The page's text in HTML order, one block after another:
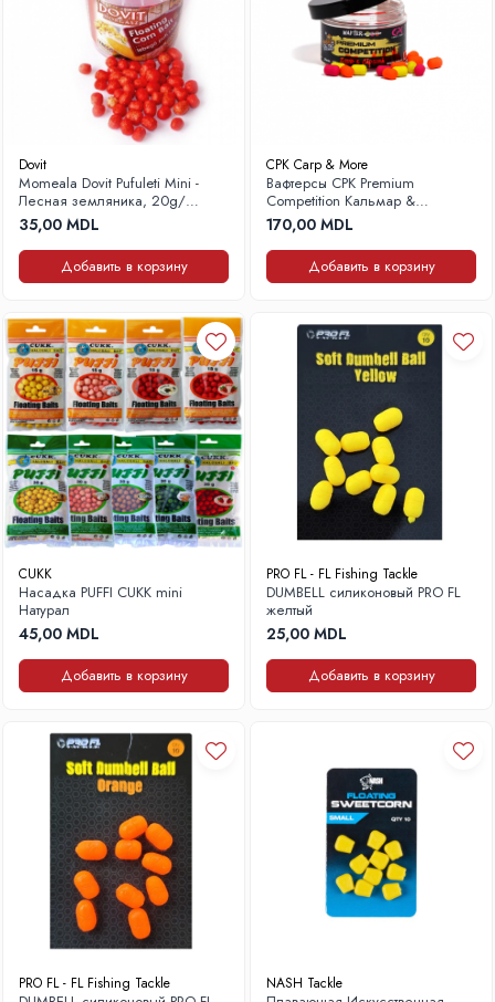
Dovit
Momeala Dovit Pufuleti Mini -
Лесная земляника, 20g/
упаковка
35,00 MDL
Добавить в корзину
CPK Carp & More
Вафтерсы CPK Premium
Competition Кальмар &
Клубника, мультицветные, 12
мм, 40 г
170,00 MDL
Добавить в корзину
CUKK
Насадка PUFFI CUKK mini
Натурал
45,00 MDL
Добавить в корзину
PRO FL - FL Fishing Tackle
DUMBELL силиконовый PRO FL
желтый
25,00 MDL
Добавить в корзину
PRO FL - FL Fishing Tackle NASH Tackle